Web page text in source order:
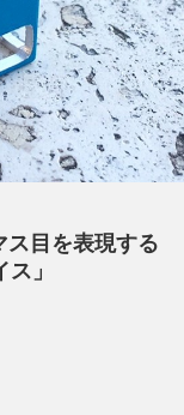
ス目を表現する
」